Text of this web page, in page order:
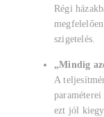
Régi
szigetelés.
„Mindig
A
ezt jól